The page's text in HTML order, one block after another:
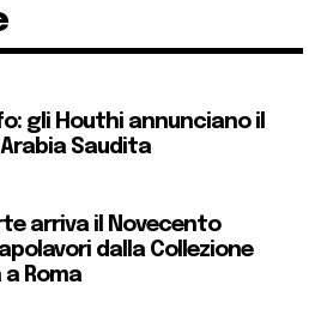
gli Houthi annunciano il
Saudita
arriva il Novecento
dalla Collezione
Roma